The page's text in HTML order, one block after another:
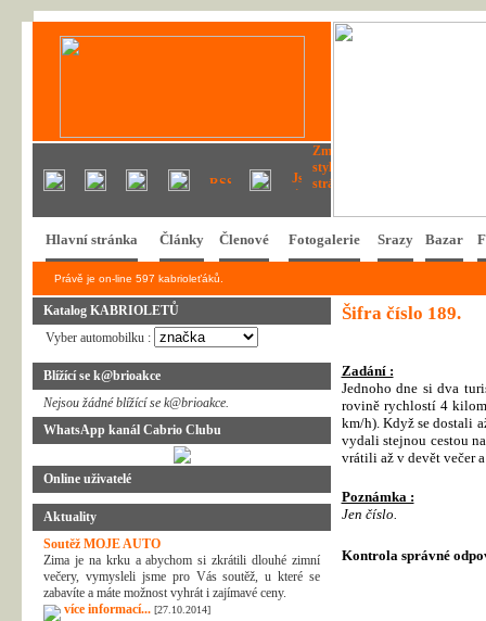
Hlavní stránka Články Členové Fotogalerie Srazy Bazar
Právě je on-line 597 kabrioleťáků.
Katalog KABRIOLETŮ
Vyber automobilku :
Blížící se k@brioakce
Nejsou žádné blížící se k@brioakce.
WhatsApp kanál Cabrio Clubu
Online uživatelé
Aktuality
Soutěž MOJE AUTO
Zima je na krku a abychom si zkrátili dlouhé zimní
večery, vymysleli jsme pro Vás soutěž, u které se
zabavíte a máte možnost vyhrát i zajímavé ceny.
více informací... [27.10.2014]
Šifra číslo 189.
Zadání :
Jednoho dne si dva
rovině rychlostí 4
km/h). Když se dostali
vydali stejnou cestou
vrátili až v devět večer
Poznámka :
Jen číslo.
Kontrola správné